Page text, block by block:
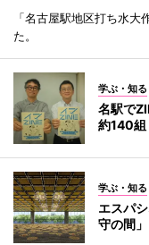
「名古屋駅地区打ち水
た。
学ぶ・知る
名駅で
約140組
学ぶ・知る
エスパ
守の間